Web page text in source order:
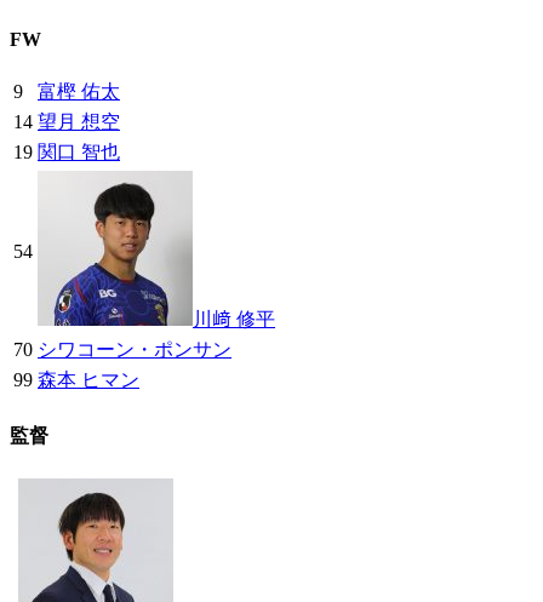
FW
9
富樫 佑太
14 望月 想空
19 関口 智也
54
川﨑 修平
70 シワコーン・ポンサン
99 森本 ヒマン
監督